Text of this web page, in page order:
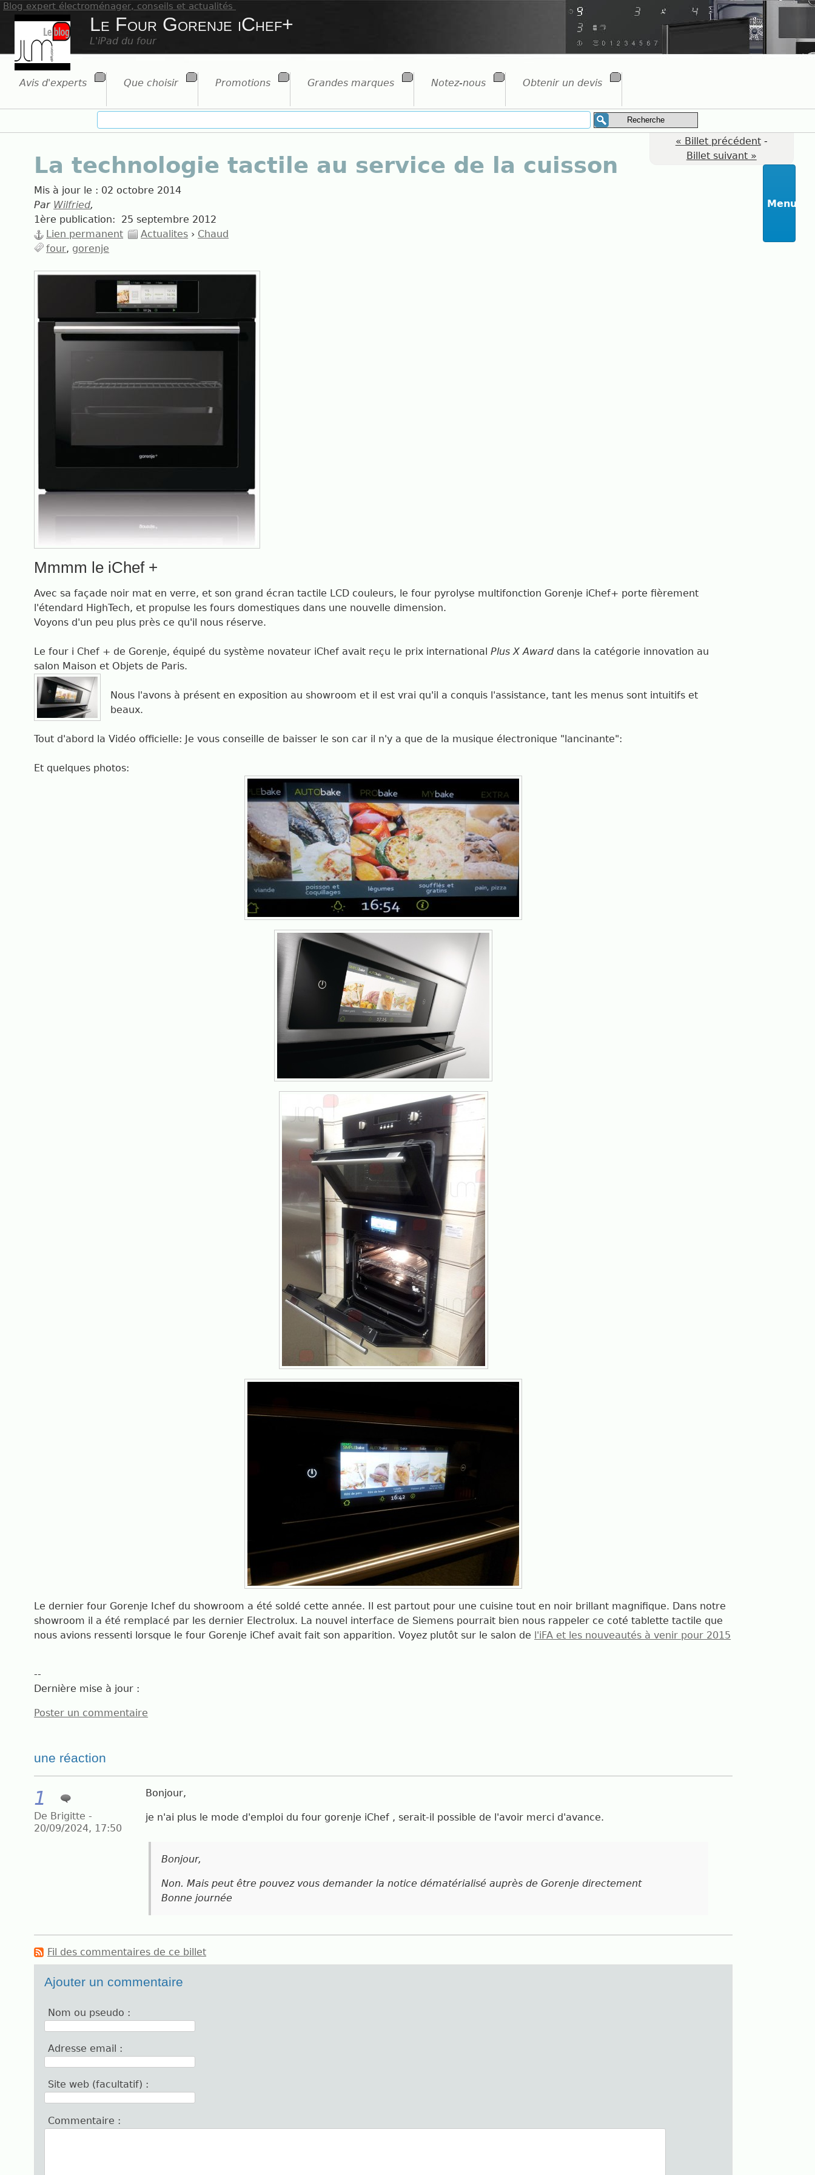
Blog expert électroménager, conseils et actualités
Le Four Gorenje iChef+
L'iPad du four
Avis d'experts Que choisir Promotions Grandes marques Notez-nous Obtenir un devis
Menu
« Billet précédent -
Billet suivant »
La technologie tactile au service de la cuisson
Mis à jour le : 02 octobre 2014
Par Wilfried,
1ère publication: 25 septembre 2012
Lien permanent
Actualites › Chaud
four gorenje
Mmmm le iChef +
Avec sa façade noir mat en verre, et son grand écran tactile LCD couleurs, le four pyrolyse multifonction Gorenje iChef+ porte fièrement
l'étendard HighTech, et propulse les fours domestiques dans une nouvelle dimension.
Voyons d'un peu plus près ce qu'il nous réserve.
Le four i Chef + de Gorenje, équipé du système novateur iChef avait reçu le prix internationalPlus X Awarddans la catégorie innovation au
salon Maison et Objets de Paris.
Nous l'avons à présent en exposition au showroom et il est vrai qu'il a conquis l'assistance, tant les menus sont intuitifs et
beaux.
Tout d'abord la Vidéo officielle: Je vous conseille de baisser le son car il n'y a que de la musique électronique "lancinante":
Et quelques photos:
Le dernier four Gorenje Ichef du showroom a été soldé cette année. Il est partout pour une cuisine tout en noir brillant magnifique. Dans notre
showroom il a été remplacé par les dernier Electrolux. La nouvel interface de Siemens pourrait bien nous rappeler ce coté tablette tactile que
nous avions ressenti lorsque le four Gorenje iChef avait fait son apparition. Voyez plutôt sur le salon de l'iFA et les nouveautés à venir pour 2015
--
Dernière mise à jour :
Poster un commentaire
une réaction
1
De Brigitte -
20/09/2024, 17:50
Bonjour,
je n'ai plus le mode d'emploi du four gorenje iChef , serait-il possible de l'avoir merci d'avance.
Bonjour,
Non. Mais peut être pouvez vous demander la notice dématérialisé auprès de Gorenje directement
Bonne journée
Fil des commentaires de ce billet
Ajouter un commentaire
Nom ou pseudo :
Adresse email :
Site web (facultatif) :
Commentaire :